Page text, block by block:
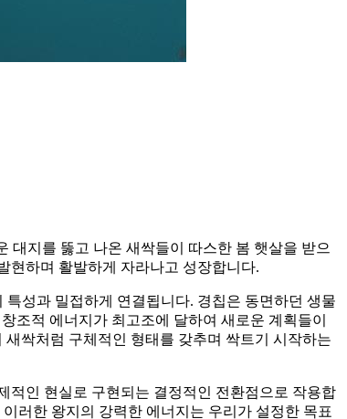
대지를 뚫고 나온 새싹들이 따스한 봄 햇살을 받으
현하며 활발하게 자라나고 성장합니다.
성과 밀접하게 연결됩니다. 경칩은 동면하던 생물
조적 에너지가 최고조에 달하여 새로운 계획들이
싹처럼 구체적인 형태를 갖추며 싹트기 시작하는
적인 현실로 구현되는 결정적인 전환점으로 작용합
러한 왕지의 강력한 에너지는 우리가 설정한 목표